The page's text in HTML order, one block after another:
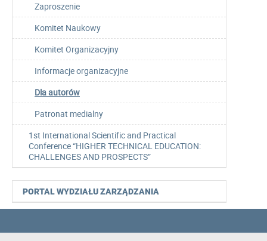
Zaproszenie
Komitet Naukowy
Komitet Organizacyjny
Informacje organizacyjne
Dla autorów
Patronat medialny
1st International Scientific and Practical
Conference “HIGHER TECHNICAL EDUCATION:
CHALLENGES AND PROSPECTS”
PORTAL WYDZIAŁU ZARZĄDZANIA